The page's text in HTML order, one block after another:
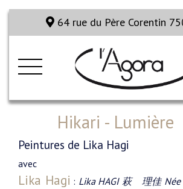
64 rue du Père Corentin
Hikari - Lumière
Peintures de Lika Hagi
avec
Lika Hagi : Lika HAGI 萩 理佳 Née